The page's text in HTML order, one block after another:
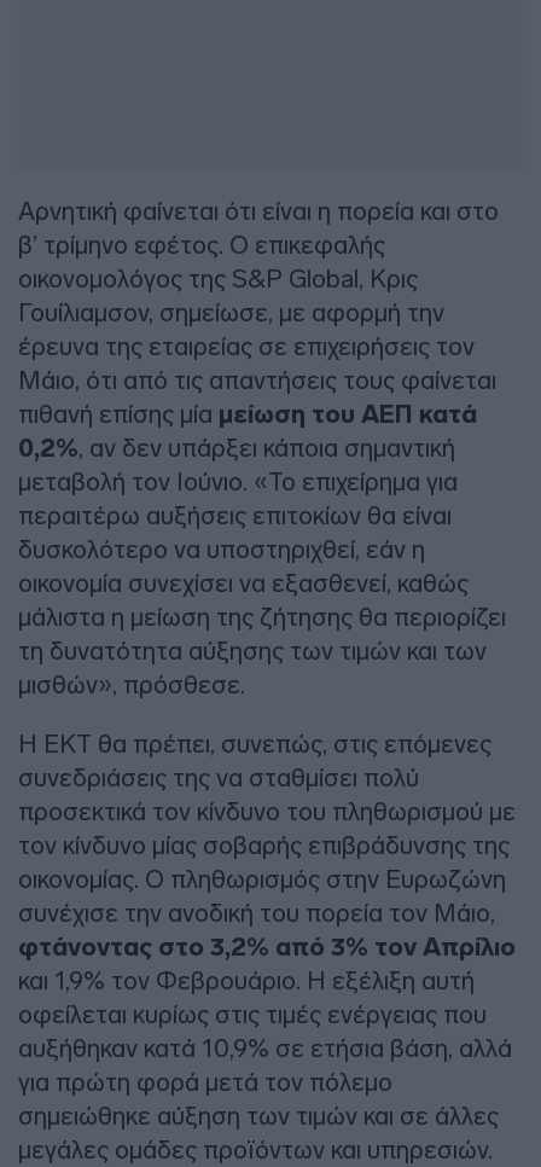
Αρνητική φαίνεται ότι είναι η πορεία και στο
β’ τρίμηνο εφέτος. Ο επικεφαλής
οικονομολόγος της S&P Global, Κρις
Γουίλιαμσον, σημείωσε, με αφορμή την
έρευνα της εταιρείας σε επιχειρήσεις τον
Μάιο, ότι από τις απαντήσεις τους φαίνεται
πιθανή επίσης μία μείωση του ΑΕΠ κατά
0,2%, αν δεν υπάρξει κάποια σημαντική
μεταβολή τον Ιούνιο. «Το επιχείρημα για
περαιτέρω αυξήσεις επιτοκίων θα είναι
δυσκολότερο να υποστηριχθεί, εάν η
οικονομία συνεχίσει να εξασθενεί, καθώς
μάλιστα η μείωση της ζήτησης θα περιορίζει
τη δυνατότητα αύξησης των τιμών και των
μισθών», πρόσθεσε.
Η ΕΚΤ θα πρέπει, συνεπώς, στις επόμενες
συνεδριάσεις της να σταθμίσει πολύ
προσεκτικά τον κίνδυνο του πληθωρισμού με
τον κίνδυνο μίας σοβαρής επιβράδυνσης της
οικονομίας. Ο πληθωρισμός στην Ευρωζώνη
συνέχισε την ανοδική του πορεία τον Μάιο,
φτάνοντας στο 3,2% από 3% τον Απρίλιο
και 1,9% τον Φεβρουάριο. Η εξέλιξη αυτή
οφείλεται κυρίως στις τιμές ενέργειας που
αυξήθηκαν κατά 10,9% σε ετήσια βάση, αλλά
για πρώτη φορά μετά τον πόλεμο
σημειώθηκε αύξηση των τιμών και σε άλλες
μεγάλες ομάδες προϊόντων και υπηρεσιών.